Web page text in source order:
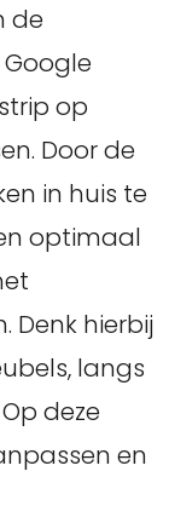
de
op
Door de
in huis te
optimaal
Denk hierbij
langs
deze
en